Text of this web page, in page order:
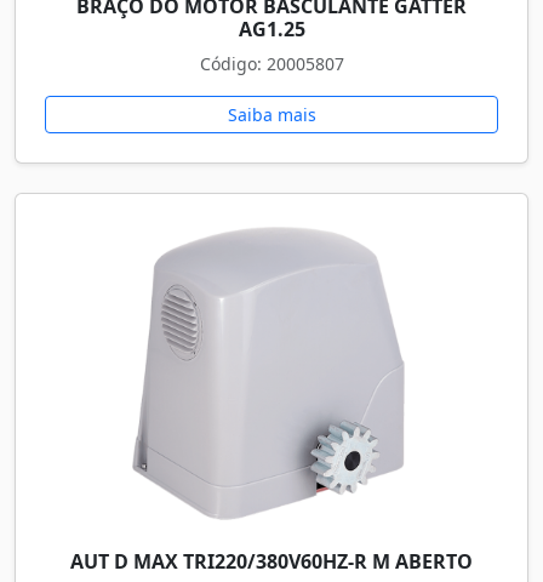
BRAÇO DO MOTOR BASCULANTE GATTER
AG1.25
Código: 20005807
Saiba mais
AUT D MAX TRI220/380V60HZ-R M ABERTO